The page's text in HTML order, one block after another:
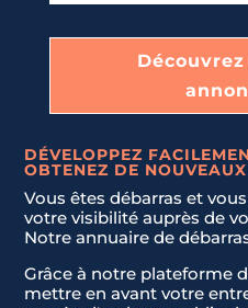
DÉVELOPPEZ
OBTENEZ DE
Vous êtes débarras et
votre visibilité auprès de
Notre annuaire de
Grâce à notre plateforme
mettre en avant votre
Nom & Prénom*
E-mail*
Nom & Prénom*
E-mail*